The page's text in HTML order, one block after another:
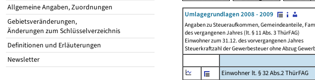
Allgemeine Angaben, Zuordnungen
Gebietsveränderungen,
Änderungen zum Schlüsselverzeichnis
Definitionen und Erläuterungen
Newsletter
Umlagegrundlagen 2008 - 2009
Angaben zu Steueraufkommen, Gemeindeanteile,
des vergangenen Jahres (lt. § 11 Abs. 3 ThürFAG)
Einwohner zum 31.12. des vorvergangenen Jahres
Steuerkraftzahl der Gewerbesteuer ohne Abzug
Einwohner lt. § 32 Abs.2 ThürFAG